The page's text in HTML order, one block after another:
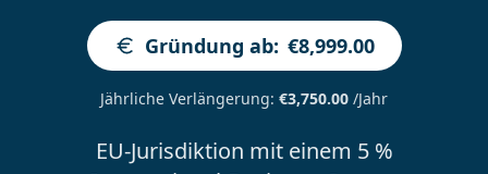
Gründung ab: €8,999.00
Jährliche Verlängerung: €3,750.00 /Jahr
EU-Jurisdiktion mit einem 5 %